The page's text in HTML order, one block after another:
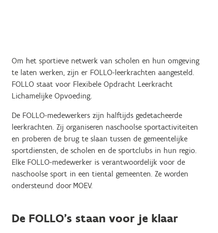
Om het sportieve netwerk van scholen en hun omgeving
te laten werken, zijn er FOLLO-leerkrachten aangesteld.
FOLLO staat voor Flexibele Opdracht Leerkracht
Lichamelijke Opvoeding.
De FOLLO-medewerkers zijn halftijds gedetacheerde
leerkrachten. Zij organiseren naschoolse sportactiviteiten
en proberen de brug te slaan tussen de gemeentelijke
sportdiensten, de scholen en de sportclubs in hun regio.
Elke FOLLO-medewerker is verantwoordelijk voor de
naschoolse sport in een tiental gemeenten. Ze worden
ondersteund door MOEV.
De FOLLO's staan voor je klaar